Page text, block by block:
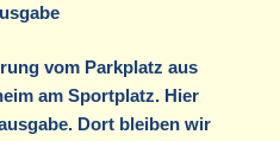
vom Parkplatz aus
am Sportplatz. Hier
Dort bleiben wir